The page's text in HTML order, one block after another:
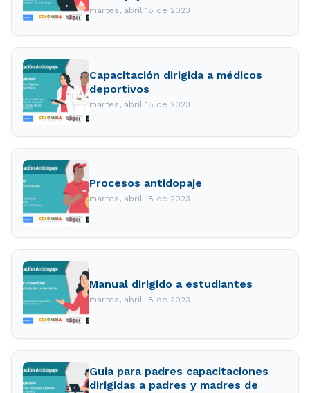
martes, abril 18 de 2023
Capacitación dirigida a médicos
deportivos
martes, abril 18 de 2023
Procesos antidopaje
martes, abril 18 de 2023
Manual dirigido a estudiantes
martes, abril 18 de 2023
Guia para padres capacitaciones
dirigidas a padres y madres de